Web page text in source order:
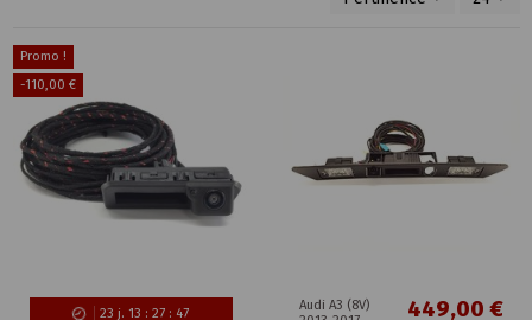
Promo !
-110,00 €
23 j. 13 : 27: 46
Audi A3 (8V)
449,00 €